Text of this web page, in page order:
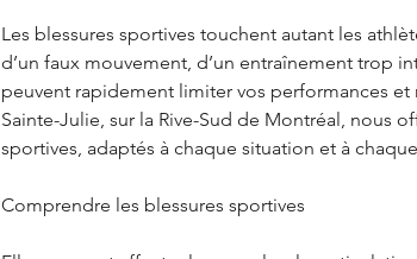
Les blessures sportives touchent autant les
d’un faux mouvement, d’un entraînement trop
peuvent rapidement limiter vos performances
Sainte-Julie, sur la Rive-Sud de Montréal, nous
sportives, adaptés à chaque situation et à
Comprendre les blessures sportives